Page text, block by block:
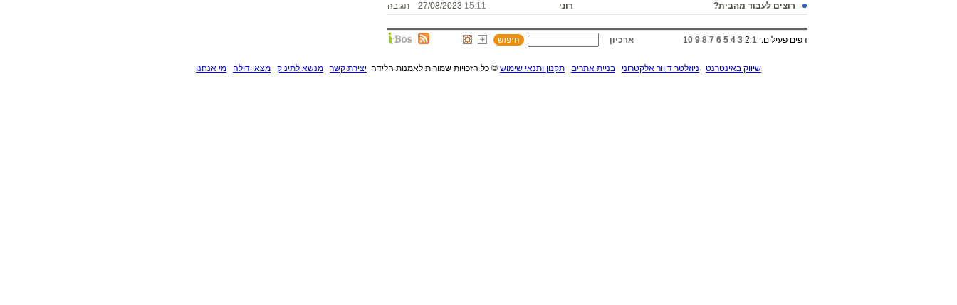
רוצים לעבוד מהבית?
רוני 15:11 תגובה
דפים פעילים: 1
2
3
4
5
6
7
8
9
10 ארכיון
שיווק באינטרנט ניוזלטר דיוור אלקטרוני בניית אתרים תקנון ותנאי שימוש © כל הזכויות שמורות לאמנות הלידה יצירת קשר מנשא לתינוק מצאי דולה מי אנחנו